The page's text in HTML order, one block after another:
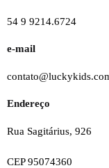
54 9 9214.6724
e-mail
Endereço
Rua Sagitárius, 926
CEP 95074360